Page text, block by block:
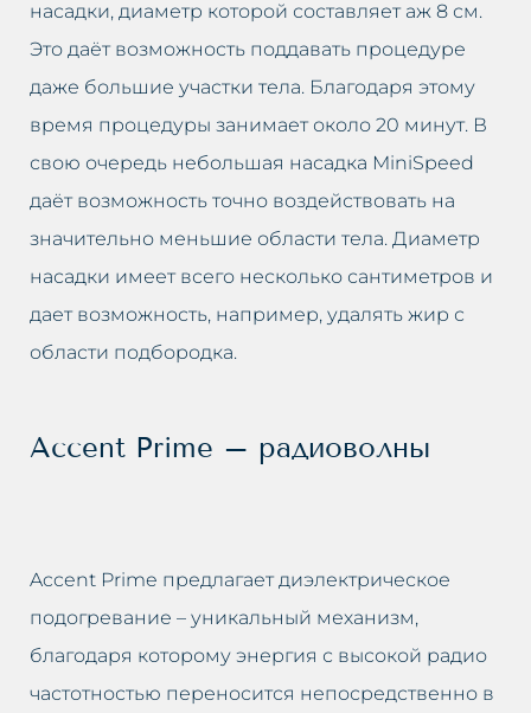
насадки, диаметр которой составляет аж 8 см.
Это даёт возможность поддавать процедуре
даже большие участки тела. Благодаря этому
время процедуры занимает около 20 минут. В
свою очередь небольшая насадка MiniSpeed
даёт возможность точно воздействовать на
значительно меньшие области тела. Диаметр
насадки имеет всего несколько сантиметров и
дает возможность, например, удалять жир с
области подбородка.
Accent Prime – радиоволны
Accent Prime предлагает диэлектрическое
подогревание – уникальный механизм,
благодаря которому энергия с высокой радио
частотностью переносится непосредственно в